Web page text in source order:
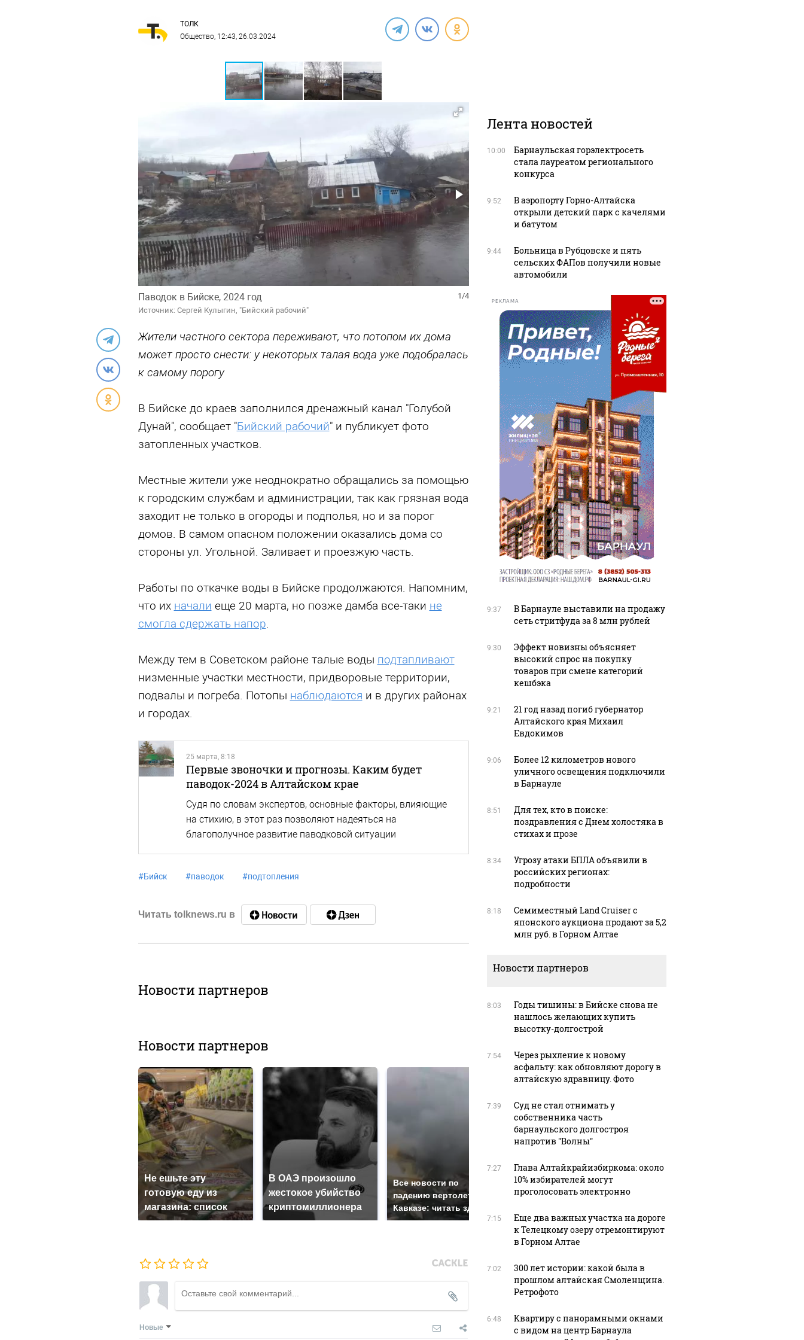
ТОЛК
Общество, 12:43, 26.03.2024
1/4
Паводок в Бийске, 2024 год
Источник: Сергей Кулыгин, "Бийский рабочий"
Жители частного сектора переживают, что потопом их дома
может просто снести: у некоторых талая вода уже подобралась
к самому порогу
В Бийске до краев заполнился дренажный канал "Голубой
Дунай", сообщает "Бийский рабочий" и публикует фото
затопленных участков.
Местные жители уже неоднократно обращались за помощью
к городским службам и администрации, так как грязная вода
заходит не только в огороды и подполья, но и за порог
домов. В самом опасном положении оказались дома со
стороны ул. Угольной. Заливает и проезжую часть.
Работы по откачке воды в Бийске продолжаются. Напомним,
что их начали еще 20 марта, но позже дамба все-таки не
смогла сдержать напор.
Между тем в Советском районе талые воды подтапливают
низменные участки местности, придворовые территории,
подвалы и погреба. Потопы наблюдаются и в других районах
и городах.
25 марта, 8:18
Первые звоночки и прогнозы. Каким будет
паводок-2024 в Алтайском крае
Судя по словам экспертов, основные факторы, влияющие
на стихию, в этот раз позволяют надеяться на
благополучное развитие паводковой ситуации
#Бийск #паводок #подтопления
Читать tolknews.ru в
Новости партнеров
Новости партнеров
Не ешьте эту
готовую еду из
магазина: список
В ОАЭ произошло
жестокое убийство
криптомиллионера
Все новости по
падению вертолета на
Кавказе: читать здесь
Таких событий не
было с 1945: чего
Новые
Лента новостей
10:00
Барнаульская горэлектросеть
стала лауреатом регионального
конкурса
9:52
В аэропорту Горно-Алтайска
открыли детский парк с качелями
и батутом
9:44
Больница в Рубцовске и пять
сельских ФАПов получили новые
автомобили
РЕКЛАМА
9:37
В Барнауле выставили на продажу
сеть стритфуда за 8 млн рублей
9:30
Эффект новизны объясняет
высокий спрос на покупку
товаров при смене категорий
кешбэка
9:21
21 год назад погиб губернатор
Алтайского края Михаил
Евдокимов
9:06
Более 12 километров нового
уличного освещения подключили
в Барнауле
8:51
Для тех, кто в поиске:
поздравления с Днем холостяка в
стихах и прозе
8:34
Угрозу атаки БПЛА объявили в
российских регионах:
подробности
8:18
Семиместный Land Cruiser с
японского аукциона продают за 5,2
млн руб. в Горном Алтае
Новости партнеров
8:03
Годы тишины: в Бийске снова не
нашлось желающих купить
высотку-долгострой
7:54
Через рыхление к новому
асфальту: как обновляют дорогу в
алтайскую здравницу. Фото
7:39
Суд не стал отнимать у
собственника часть
барнаульского долгостроя
напротив "Волны"
7:27
Глава Алтайкрайизбиркома: около
10% избирателей могут
проголосовать электронно
7:15
Еще два важных участка на дороге
к Телецкому озеру отремонтируют
в Горном Алтае
7:02
300 лет истории: какой была в
прошлом алтайская Смоленщина.
Ретрофото
6:48
Квартиру с панорамными окнами
с видом на центр Барнаула